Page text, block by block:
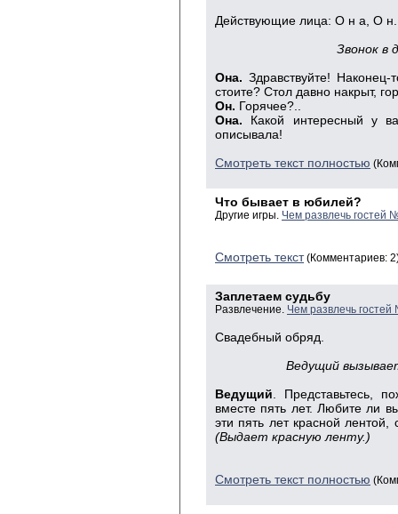
Действующие лица: О н а, О н.
Звонок в
Она. Здравствуйте!
стоите? Стол давно накрыт,
Он. Горячее?..
Она. Какой интересный у
описывала!
Смотреть текст полностью
Что бывает в юбилей?
Другие игры. Чем развлечь гостей
Смотреть текст(Комментариев:
Заплетаем судьбу
Развлечение. Чем развлечь
Свадебный обряд.
Ведущий
Ведущий . Представьтесь,
вместе пять лет. Любите ли
эти пять лет красной
(Выдает красную ленту.)
Смотреть текст полностью